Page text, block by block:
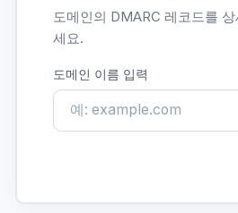
도메인의 DMARC 레코드를
세요.
도메인 이름 입력